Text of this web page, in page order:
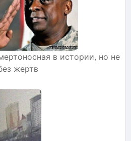
в истории, но не
жертв